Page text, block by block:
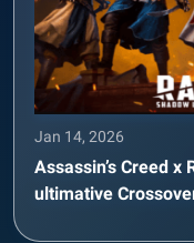
Jan 14, 2026
Assassin’s Creed x
ultimative